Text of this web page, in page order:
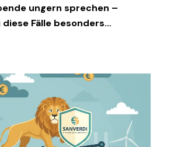
ungern sprechen –
diese Fälle besonders…